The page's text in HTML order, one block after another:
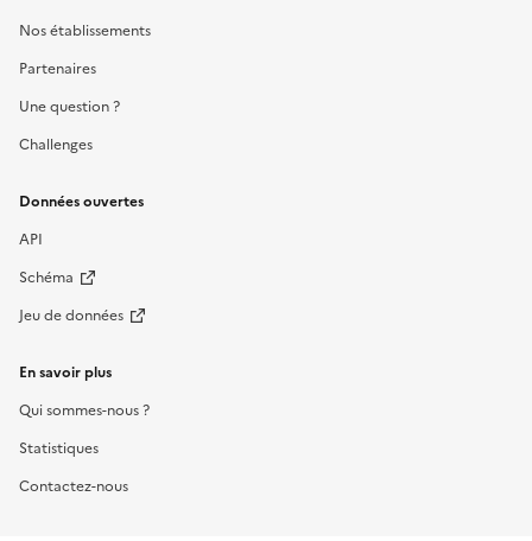
Nos établissements
Partenaires
Une question ?
Challenges
Données ouvertes
API
Schéma
Jeu de données
En savoir plus
Qui sommes-nous ?
Statistiques
Contactez-nous